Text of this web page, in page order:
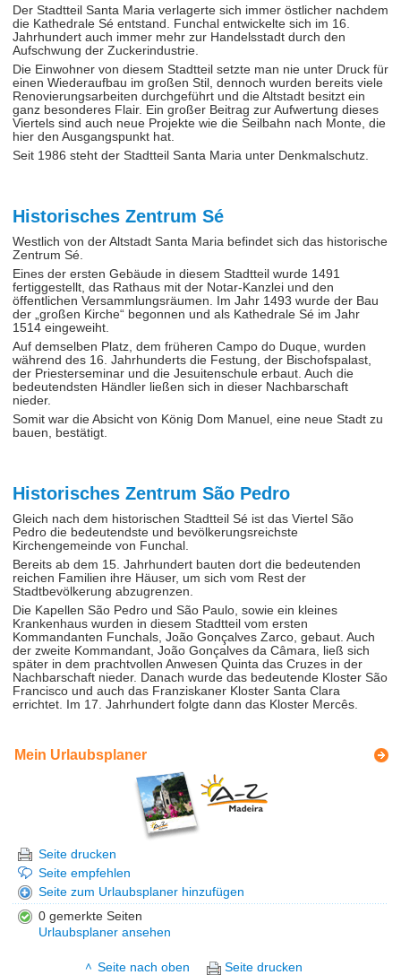
Der Stadtteil Santa Maria verlagerte sich immer östlicher nachdem
die Kathedrale Sé entstand. Funchal entwickelte sich im 16.
Jahrhundert auch immer mehr zur Handelsstadt durch den
Aufschwung der Zuckerindustrie.
Die Einwohner von diesem Stadtteil setzte man nie unter Druck für
einen Wiederaufbau im großen Stil, dennoch wurden bereits viele
Renovierungsarbeiten durchgeführt und die Altstadt besitzt ein
ganz besonderes Flair. Ein großer Beitrag zur Aufwertung dieses
Viertels sind auch neue Projekte wie die Seilbahn nach Monte, die
hier den Ausgangspunkt hat.
Seit 1986 steht der Stadtteil Santa Maria unter Denkmalschutz.
Historisches Zentrum Sé
Westlich von der Altstadt Santa Maria befindet sich das historische
Zentrum Sé.
Eines der ersten Gebäude in diesem Stadtteil wurde 1491
fertiggestellt, das Rathaus mit der Notar-Kanzlei und den
öffentlichen Versammlungsräumen. Im Jahr 1493 wurde der Bau
der „großen Kirche“ begonnen und als Kathedrale Sé im Jahr
1514 eingeweiht.
Auf demselben Platz, dem früheren Campo do Duque, wurden
während des 16. Jahrhunderts die Festung, der Bischofspalast,
der Priesterseminar und die Jesuitenschule erbaut. Auch die
bedeutendsten Händler ließen sich in dieser Nachbarschaft
nieder.
Somit war die Absicht von König Dom Manuel, eine neue Stadt zu
bauen, bestätigt.
Historisches Zentrum São Pedro
Gleich nach dem historischen Stadtteil Sé ist das Viertel São
Pedro die bedeutendste und bevölkerungsreichste
Kirchengemeinde von Funchal.
Bereits ab dem 15. Jahrhundert bauten dort die bedeutenden
reichen Familien ihre Häuser, um sich vom Rest der
Stadtbevölkerung abzugrenzen.
Die Kapellen São Pedro und São Paulo, sowie ein kleines
Krankenhaus wurden in diesem Stadtteil vom ersten
Kommandanten Funchals, João Gonçalves Zarco, gebaut. Auch
der zweite Kommandant, João Gonçalves da Câmara, ließ sich
später in dem prachtvollen Anwesen Quinta das Cruzes in der
Nachbarschaft nieder. Danach wurde das bedeutende Kloster São
Francisco und auch das Franziskaner Kloster Santa Clara
errichtet. Im 17. Jahrhundert folgte dann das Kloster Mercês.
Mein Urlaubsplaner
Seite drucken
Seite empfehlen
Seite zum Urlaubsplaner hinzufügen
0 gemerkte Seiten
Urlaubsplaner ansehen
Seite nach oben Seite drucken